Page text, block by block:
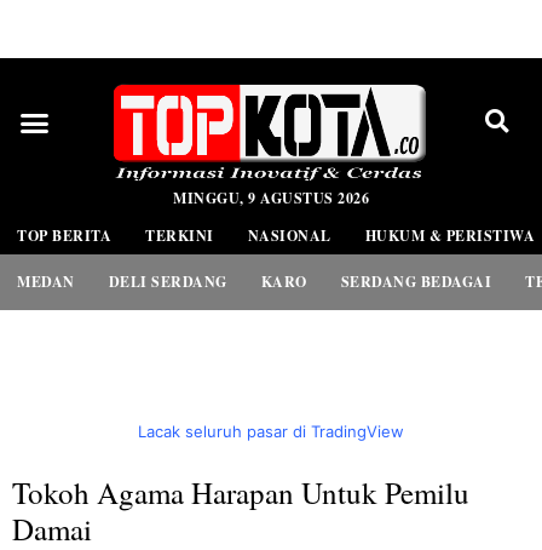
MINGGU, 9 AGUSTUS 2026
TOP BERITA
TERKINI NASIONAL HUKUM & PERISTIWA
MEDAN DELI SERDANG KARO SERDANG BEDAGAI
Lacak seluruh pasar di TradingView
Tokoh Agama Harapan Untuk Pemilu
Damai